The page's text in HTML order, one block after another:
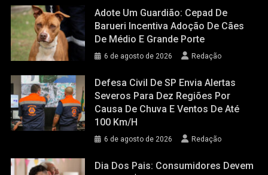
Adote Um Guardião: Cepad De
Barueri Incentiva Adoção De Cães
De Médio E Grande Porte
6 de agosto de 2026 Redação
Defesa Civil De SP Envia Alertas
Severos Para Dez Regiões Por
Causa De Chuva E Ventos De Até
100 Km/h
6 de agosto de 2026 Redação
Dia Dos Pais: Consumidores Devem